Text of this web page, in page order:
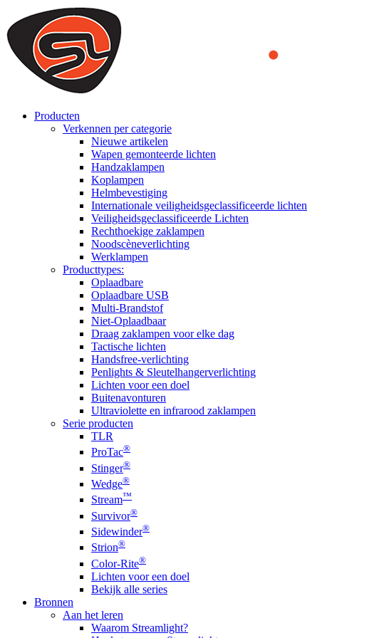
We use cookies to ensure that we provide you the best experience on our
you a better experience. To learn more or to find out how you can disable cookies,
ACCEPT AND CLOSE
Producten
Verkennen per categorie
Nieuwe artikelen
Wapen gemonteerde lichten
Handzaklampen
Koplampen
Helmbevestiging
Internationale veiligheidsgeclassificeerde lichten
Veiligheidsgeclassificeerde Lichten
Rechthoekige zaklampen
Noodscèneverlichting
Werklampen
Producttypes:
Oplaadbare
Oplaadbare USB
Multi-Brandstof
Niet-Oplaadbaar
Draag zaklampen voor elke dag
Tactische lichten
Handsfree-verlichting
Penlights & Sleutelhangerverlichting
Lichten voor een doel
Buitenavonturen
Ultraviolette en infrarood zaklampen
Serie producten
TLR
ProTac®
Stinger®
Wedge®
Stream™
Survivor®
Sidewinder®
Strion®
Color-Rite®
Lichten voor een doel
Bekijk alle series
Bronnen
Aan het leren
Waarom Streamlight?